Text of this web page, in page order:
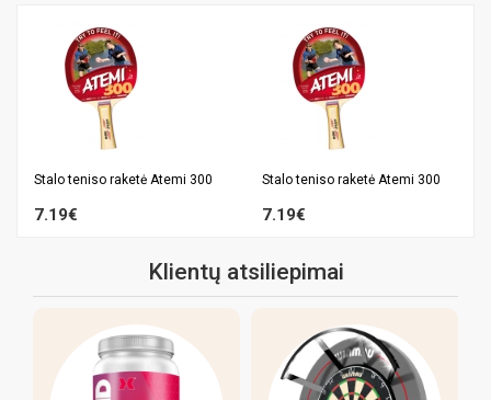
Stalo teniso raketė Atemi 300
7.19€
Stalo teniso raketė Atemi 300
7.19€
Klientų atsiliepimai